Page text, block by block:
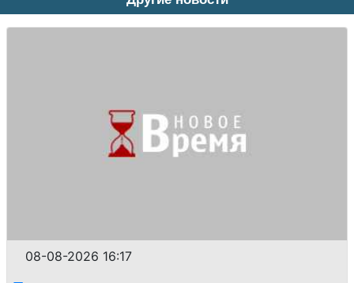
08-08-2026 16:17